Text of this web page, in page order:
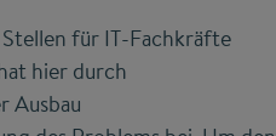
für IT-Fachkräfte
hier durch
Ausbau